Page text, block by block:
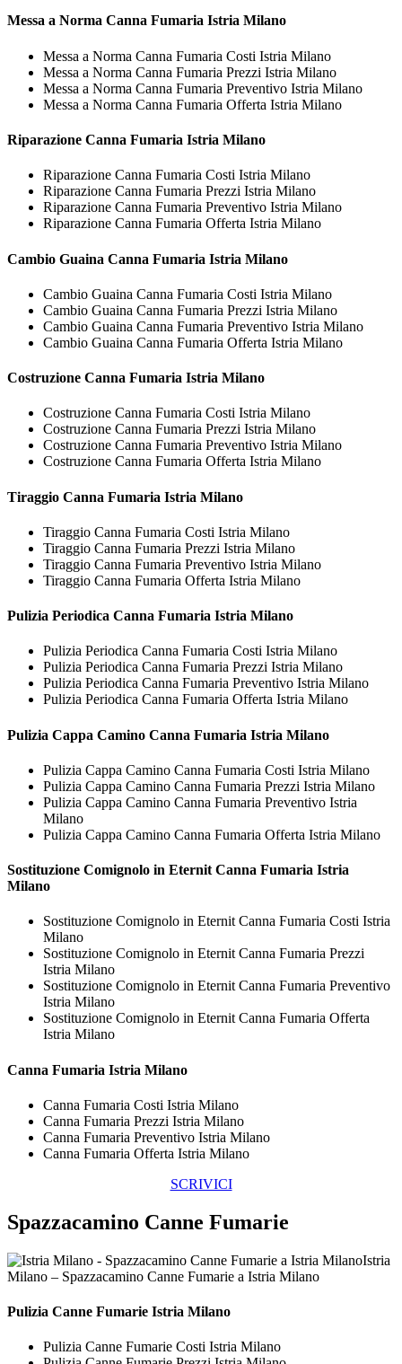
Messa a Norma Canna Fumaria Istria Milano
Messa a Norma Canna Fumaria Costi Istria Milano
Messa a Norma Canna Fumaria Prezzi Istria Milano
Messa a Norma Canna Fumaria Preventivo Istria Milano
Messa a Norma Canna Fumaria Offerta Istria Milano
Riparazione Canna Fumaria Istria Milano
Riparazione Canna Fumaria Costi Istria Milano
Riparazione Canna Fumaria Prezzi Istria Milano
Riparazione Canna Fumaria Preventivo Istria Milano
Riparazione Canna Fumaria Offerta Istria Milano
Cambio Guaina Canna Fumaria Istria Milano
Cambio Guaina Canna Fumaria Costi Istria Milano
Cambio Guaina Canna Fumaria Prezzi Istria Milano
Cambio Guaina Canna Fumaria Preventivo Istria Milano
Cambio Guaina Canna Fumaria Offerta Istria Milano
Costruzione Canna Fumaria Istria Milano
Costruzione Canna Fumaria Costi Istria Milano
Costruzione Canna Fumaria Prezzi Istria Milano
Costruzione Canna Fumaria Preventivo Istria Milano
Costruzione Canna Fumaria Offerta Istria Milano
Tiraggio Canna Fumaria Istria Milano
Tiraggio Canna Fumaria Costi Istria Milano
Tiraggio Canna Fumaria Prezzi Istria Milano
Tiraggio Canna Fumaria Preventivo Istria Milano
Tiraggio Canna Fumaria Offerta Istria Milano
Pulizia Periodica Canna Fumaria Istria Milano
Pulizia Periodica Canna Fumaria Costi Istria Milano
Pulizia Periodica Canna Fumaria Prezzi Istria Milano
Pulizia Periodica Canna Fumaria Preventivo Istria Milano
Pulizia Periodica Canna Fumaria Offerta Istria Milano
Pulizia Cappa Camino Canna Fumaria Istria Milano
Pulizia Cappa Camino Canna Fumaria Costi Istria Milano
Pulizia Cappa Camino Canna Fumaria Prezzi Istria Milano
Pulizia Cappa Camino Canna Fumaria Preventivo Istria
Milano
Pulizia Cappa Camino Canna Fumaria Offerta Istria Milano
Sostituzione Comignolo in Eternit Canna Fumaria Istria
Milano
Sostituzione Comignolo in Eternit Canna Fumaria Costi Istria
Milano
Sostituzione Comignolo in Eternit Canna Fumaria Prezzi
Istria Milano
Sostituzione Comignolo in Eternit Canna Fumaria Preventivo
Istria Milano
Sostituzione Comignolo in Eternit Canna Fumaria Offerta
Istria Milano
Canna Fumaria Istria Milano
Canna Fumaria Costi Istria Milano
Canna Fumaria Prezzi Istria Milano
Canna Fumaria Preventivo Istria Milano
Canna Fumaria Offerta Istria Milano
SCRIVICI
Spazzacamino Canne Fumarie
Istria
Milano – Spazzacamino Canne Fumarie a Istria Milano
Pulizia Canne Fumarie Istria Milano
Pulizia Canne Fumarie Costi Istria Milano